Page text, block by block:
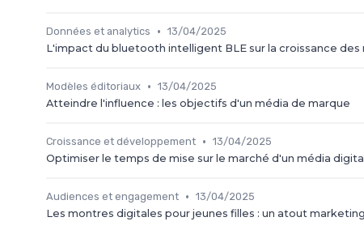
Données et analytics • 13/04/2025
L'impact du bluetooth intelligent BLE sur la croissance des
Modèles éditoriaux • 13/04/2025
Atteindre l'influence : les objectifs d'un média de marque
Croissance et développement • 13/04/2025
Optimiser le temps de mise sur le marché d'un média
Audiences et engagement • 13/04/2025
Les montres digitales pour jeunes filles : un atout